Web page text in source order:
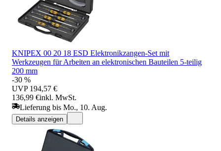
KNIPEX 00 20 18 ESD Elektronikzangen-Set mit
Werkzeugen für Arbeiten an elektronischen Bauteilen 5-teilig
200 mm
-30 %
UVP 194,57 €
136,99 €inkl. MwSt.
Lieferung bis Mo., 10. Aug.
Details anzeigen